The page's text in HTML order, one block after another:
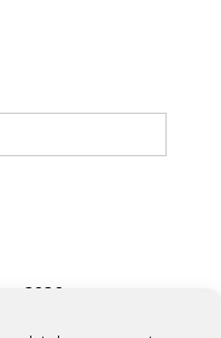
2026